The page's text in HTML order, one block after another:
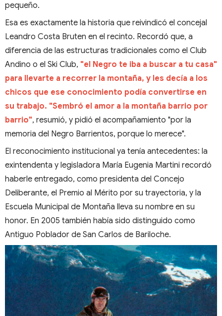
pequeño.
Esa es exactamente la historia que reivindicó el concejal
Leandro Costa Bruten en el recinto. Recordó que, a
diferencia de las estructuras tradicionales como el Club
Andino o el Ski Club, "el Negro te iba a buscar a tu casa"
para llevarte a recorrer la montaña, y les decía a los
chicos que ese conocimiento podía convertirse en
su trabajo. "Sembró el amor a la montaña barrio por
barrio", resumió, y pidió el acompañamiento "por la
memoria del Negro Barrientos, porque lo merece".
El reconocimiento institucional ya tenía antecedentes: la
exintendenta y legisladora María Eugenia Martini recordó
haberle entregado, como presidenta del Concejo
Deliberante, el Premio al Mérito por su trayectoria, y la
Escuela Municipal de Montaña lleva su nombre en su
honor. En 2005 también había sido distinguido como
Antiguo Poblador de San Carlos de Bariloche.